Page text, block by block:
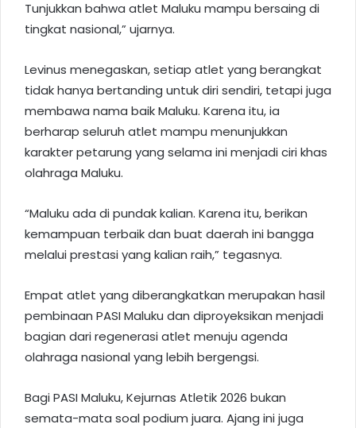
Tunjukkan bahwa atlet Maluku mampu bersaing di
tingkat nasional,” ujarnya.
Levinus menegaskan, setiap atlet yang berangkat
tidak hanya bertanding untuk diri sendiri, tetapi juga
membawa nama baik Maluku. Karena itu, ia
berharap seluruh atlet mampu menunjukkan
karakter petarung yang selama ini menjadi ciri khas
olahraga Maluku.
“Maluku ada di pundak kalian. Karena itu, berikan
kemampuan terbaik dan buat daerah ini bangga
melalui prestasi yang kalian raih,” tegasnya.
Empat atlet yang diberangkatkan merupakan hasil
pembinaan PASI Maluku dan diproyeksikan menjadi
bagian dari regenerasi atlet menuju agenda
olahraga nasional yang lebih bergengsi.
Bagi PASI Maluku, Kejurnas Atletik 2026 bukan
semata-mata soal podium juara. Ajang ini juga